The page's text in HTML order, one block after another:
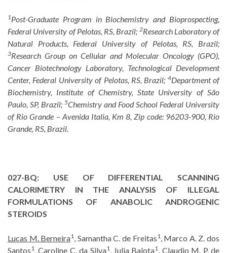
1Post-Graduate Program in Biochemistry and Bioprospecting,
Federal University of Pelotas, RS, Brazil; 2Research Laboratory of
Natural Products, Federal University of Pelotas, RS, Brazil;
3Research Group on Cellular and Molecular Oncology (GPO),
Cancer Biotechnology Laboratory, Technological Development
Center, Federal University of Pelotas, RS, Brazil; 4Department of
Biochemistry, Institute of Chemistry, State University of São
Paulo, SP, Brazil; 5Chemistry and Food School Federal University
of Rio Grande – Avenida Italia, Km 8, Zip code: 96203-900, Rio
Grande, RS, Brazil.
027-BQ:
USE OF DIFFERENTIAL SCANNING
CALORIMETRY IN THE ANALYSIS OF ILLEGAL
FORMULATIONS OF ANABOLIC ANDROGENIC
STEROIDS
Lucas M. Berneira1 , Samantha C. de Freitas1, Marco A. Z. dos
Santos1 , Caroline C. da Silva1, Julia Balota1 , Claudio M. P. de